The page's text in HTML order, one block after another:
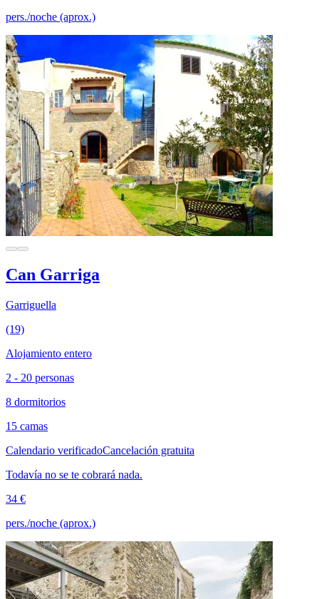
pers./noche (aprox.)
Can Garriga
Garriguella
(19)
Alojamiento entero
2 - 20 personas
8 dormitorios
15 camas
Calendario verificadoCancelación gratuita
Todavía no se te cobrará nada.
34 €
pers./noche (aprox.)